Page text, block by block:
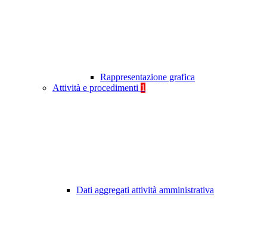
Rappresentazione grafica
Attività e procedimenti 1
Dati aggregati attività amministrativa